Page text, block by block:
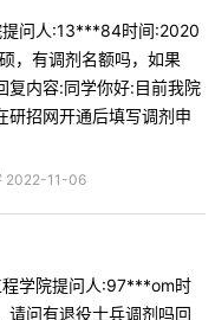
提问人:13***84时间:2020
，有调剂名额吗，如果
复内容:同学你好:目前我院
研招网开通后填写调剂申
2022-11-06
学院提问人:97***om时
问有退役士兵调剂吗回